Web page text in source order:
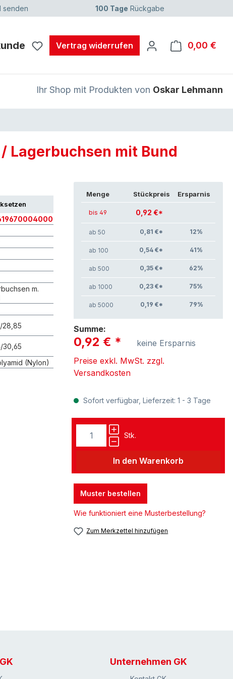
senden 100 Tage Rückgabe
Vertrag widerrufen 0,00 €
Ihr Shop mit Produkten von Oskar Lehmann
/ Lagerbuchsen mit Bund
m.
28,85
30,65
(Nylon)
Menge Stückpreis Ersparnis
bis 49 0,92 €*
ab 50 0,81 €* 12%
ab 100 0,54 €* 41%
ab 500 0,35 €* 62%
ab 1000 0,23 €* 75%
ab 5000 0,19 €* 79%
Summe:
0,92 € *
keine Ersparnis
Preise exkl. MwSt. zzgl.
Versandkosten
Sofort verfügbar, Lieferzeit: 1 - 3 Tage
Stk.
In den Warenkorb
Muster bestellen
Wie funktioniert eine Musterbestellung?
Zum Merkzettel hinzufügen
Unternehmen GK